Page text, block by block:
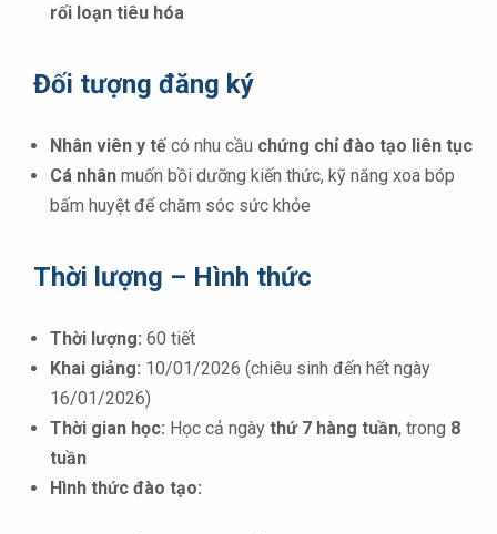
rối loạn tiêu hóa
Đối tượng đăng ký
Nhân viên y tếcó nhu cầu chứng chỉ đào tạo liên tục
Cá nhân muốn bồi dưỡng kiến thức, kỹ năng xoa bóp
bấm huyệt để chăm sóc sức khỏe
Thời lượng – Hình thức
Thời lượng: 60 tiết
Khai giảng: 10/01/2026 (chiêu sinh đến hết ngày
16/01/2026)
Thời gian học: Học cả ngày thứ 7 hàng tuần, trong 8
tuần
Hình thức đào tạo: